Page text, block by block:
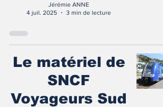
Jérémie ANNE
4 juil. 2025
3 min de lecture
Le matériel de
SNCF
Voyageurs Sud